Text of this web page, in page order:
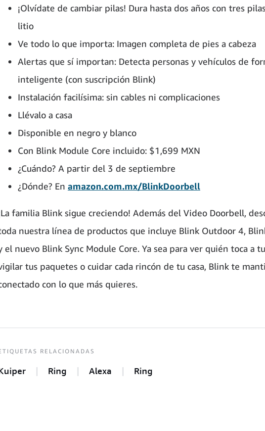
¡Olvídate de cambiar pilas! Dura hasta dos años con tres
litio
Ve todo lo que importa: Imagen completa de pies a cabeza
Alertas que sí importan: Detecta personas y vehículos de
inteligente (con suscripción Blink)
Instalación facilísima: sin cables ni complicaciones
Llévalo a casa
Disponible en negro y blanco
Con Blink Module Core incluido: $1,699 MXN
¿Cuándo? A partir del 3 de septiembre
¿Dónde? En amazon.com.mx/BlinkDoorbell
familia Blink sigue creciendo! Además del Video Doorbell,
nuestra línea de productos que incluye Blink Outdoor 4,
el nuevo Blink Sync Module Core. Ya sea para ver quién toca a
tus paquetes o cuidar cada rincón de tu casa, Blink te
con lo que más quieres.
RELACIONADAS
Ring Alexa Ring